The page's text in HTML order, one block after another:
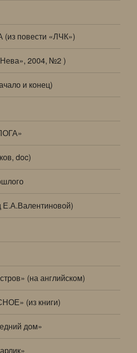
повести «ЛЧК»)
2004, №2 )
и конец)
doc)
(на английском)
(из книги)
дом»